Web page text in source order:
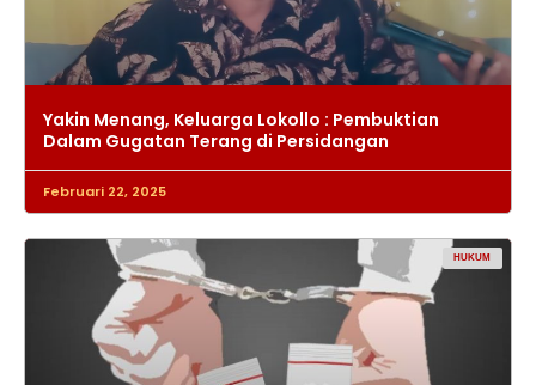
Yakin Menang, Keluarga Lokollo : Pembuktian
Dalam Gugatan Terang di Persidangan
Februari 22, 2025
HUKUM